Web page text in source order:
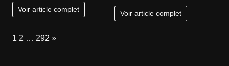
Voir article complet Voir article complet
Page:
1 2 … 292 Next
»